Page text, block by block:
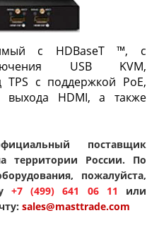
с HDBaseT ™, с
USB KVM,
TPS с поддержкой PoE,
HDMI, а также
поставщик
территории России. По
пожалуйста,
+7 (499) 641 06 11 или
sales@masttrade.com